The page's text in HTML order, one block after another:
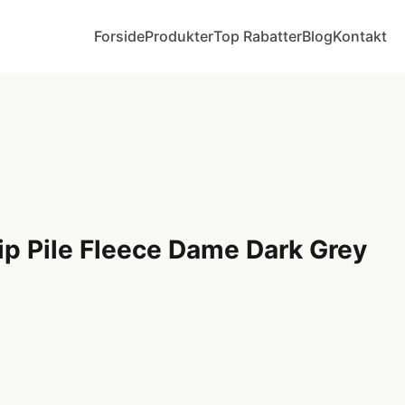
ForsideProdukterTop RabatterBlogKontakt
Pile Fleece Dame Dark Grey